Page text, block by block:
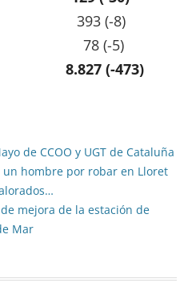
(-8)
78 (-5)
(-473)
de CCOO y UGT de Cataluña
un hombre por robar en Lloret
mejora de la estación de
Mar